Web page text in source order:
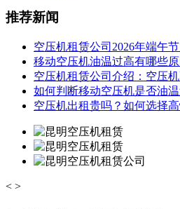
推荐新闻
空压机租赁公司2026年端午
移动空压机油温过高有哪些原
空压机租赁公司介绍：空压
如何判断移动空压机是否油
空压机出租贵吗？如何选择
< >